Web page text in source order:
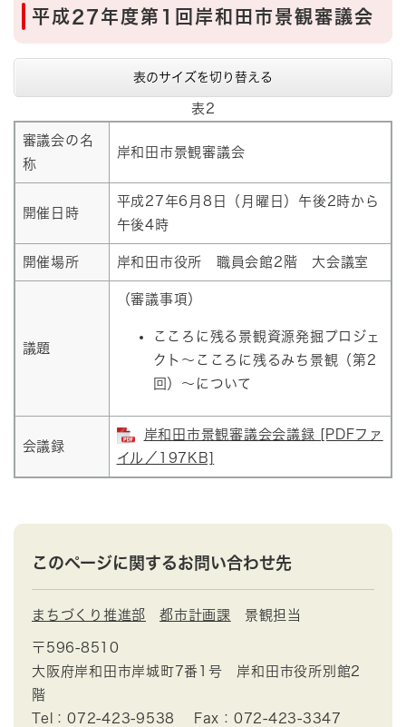
平成27年度第1回岸和田市景観審議会
表のサイズを切り替える
表2
審議会の名
称
岸和田市景観審議会
開催日時
平成27年6月8日（月曜日）午後2時から
午後4時
開催場所 岸和田市役所 職員会館2階 大会議室
議題
（審議事項）
こころに残る景観資源発掘プロジェ
クト～こころに残るみち景観（第2
回）～について
会議録
岸和田市景観審議会会議録 [PDFファ
イル／197KB]
このページに関するお問い合わせ先
まちづくり推進部 都市計画課 景観担当
〒596-8510
大阪府岸和田市岸城町7番1号 岸和田市役所別館2
階
Tel：072-423-9538
Fax：072-423-3347